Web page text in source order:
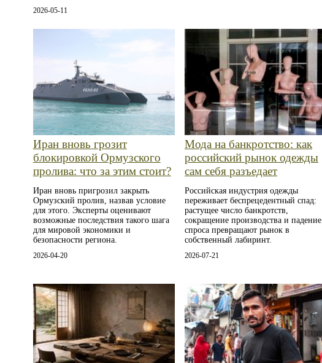
2026-05-11
Иран вновь грозит
блокировкой Ормузского
пролива: что за этим стоит?
Иран вновь пригрозил закрыть
Ормузский пролив, назвав условие
для этого. Эксперты оценивают
возможные последствия такого шага
для мировой экономики и
безопасности региона.
2026-04-20
Мода на банкротство: как
российский рынок одежды
сам себя разъедает
Российская индустрия одежды
переживает беспрецедентный спад:
растущее число банкротств,
сокращение производства и падение
спроса превращают рынок в
собственный лабиринт.
2026-07-21